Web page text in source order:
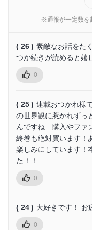
※通報が一定数を
( 26 ) 素敵なお話をた
つか続きが読めると嬉
0
( 25 ) 連載おつかれ様
の世界観に惹かれずっ
んですね…購入やファ
終巻も絶対買います！
楽しみにしています！
た！！
0
( 24 ) 大好きです！ お
0